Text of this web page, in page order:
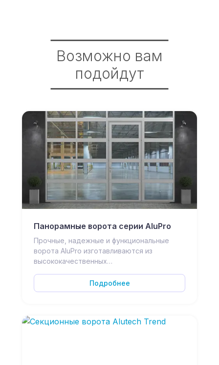
Возможно вам
подойдут
Панорамные ворота серии AluPro
Прочные, надежные и функциональные
ворота AluPro изготавливаются из
высококачественных…
Подробнее